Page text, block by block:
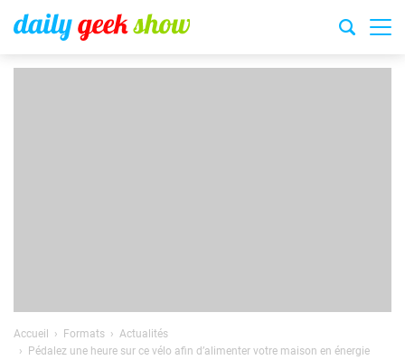
Accueil Formats
Actualités
Pédalez une heure sur ce vélo afin d’alimenter votre maison en énergie